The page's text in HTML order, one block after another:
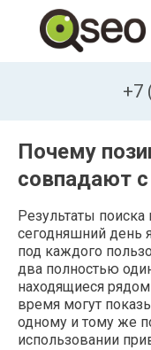
Перейти к основному
+7
Почему
совпадают
Результаты
сегодняшний день
под каждого
два полностью
находящиеся
время могут
одному и тому же
использовании